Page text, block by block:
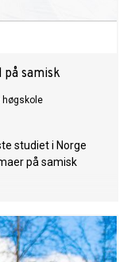
samisk
høgskole
studiet i Norge
på samisk